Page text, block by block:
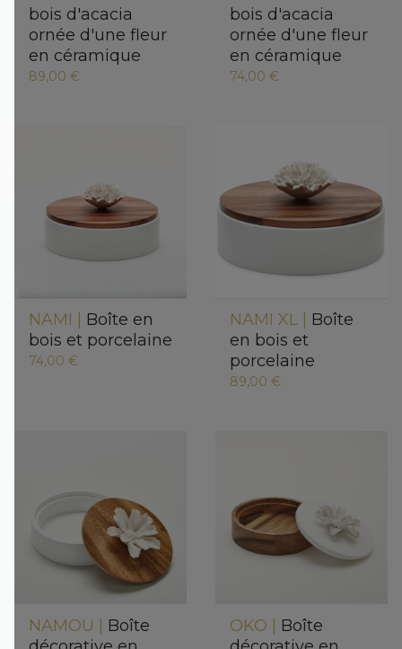
bois d'acacia
ornée d'une fleur
en céramique
89,00 €
bois d'acacia
ornée d'une fleur
en céramique
74,00 €
NAMI | Boîte en
bois et porcelaine
74,00 €
NAMI XL | Boîte
en bois et
porcelaine
89,00 €
NAMOU | Boîte
OKO | Boîte